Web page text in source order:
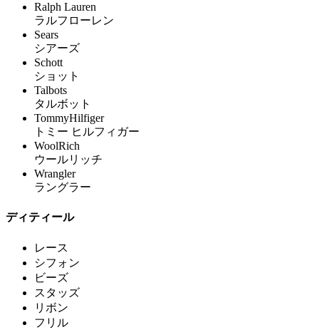
Ralph Lauren
ラルフローレン
Sears
シアーズ
Schott
ショット
Talbots
タルボット
TommyHilfiger
トミー ヒルフィガー
WoolRich
ウールリッチ
Wrangler
ラングラー
ディティール
レース
シフォン
ビーズ
スタッズ
リボン
フリル